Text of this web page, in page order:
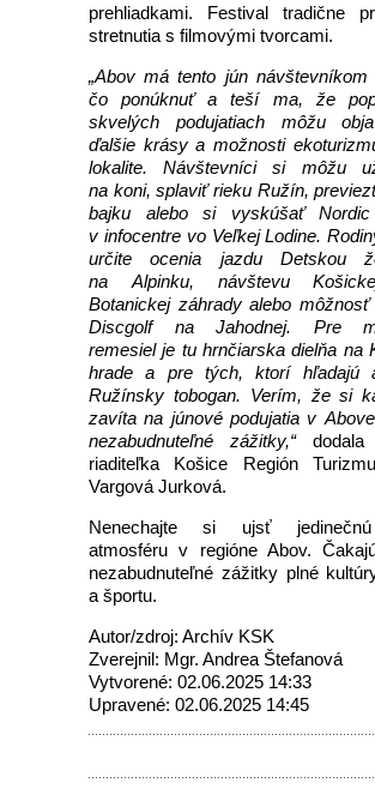
prehliadkami. Festival tradične
stretnutia s filmovými tvorcami.
„Abov má tento jún návštevníkom
čo ponúknuť a teší ma, že
skvelých podujatiach môžu
ďalšie krásy a možnosti
lokalite. Návštevníci si môžu
na koni, splaviť rieku Ružín,
bajku alebo si vyskúšať Nordic
v infocentre vo Veľkej Lodine.
určite ocenia jazdu Detskou
na Alpinku, návštevu
Botanickej záhrady alebo
Discgolf na Jahodnej. Pre
remesiel je tu hrnčiarska dielňa na
hrade a pre tých, ktorí hľadajú
Ružínsky tobogan. Verím, že si
zavíta na júnové podujatia v
nezabudnuteľné zážitky,“dodala
riaditeľka Košice Región
Vargová Jurková.
Nenechajte si ujsť
atmosféru v regióne Abov.
nezabudnuteľné zážitky plné
a športu.
Autor/zdroj: Archív KSK
Zverejnil: Mgr. Andrea Štefanová
Vytvorené: 02.06.2025 14:33
Upravené: 02.06.2025 14:45